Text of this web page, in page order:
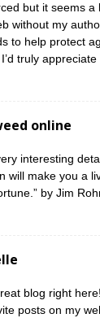
but it seems a
without my
to help protect
truly appreciate
online
interesting
will make you a
by Jim
blog right
posts on my